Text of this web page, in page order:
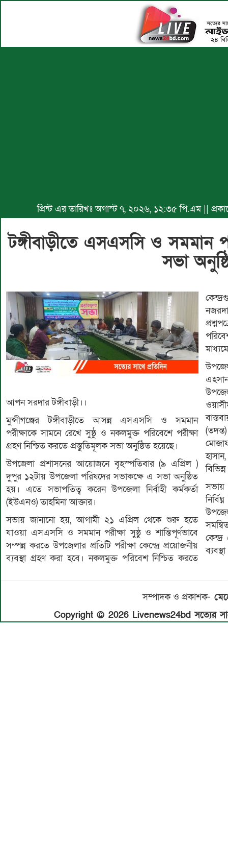
প্রিন্ট এর তারিখঃ অগাস্ট ৭, ২০২৬, ১২:৩৫ পি.এম ||
টঙ্গীবাড়ীতে এসএসসি ও সমমান
সভা
আপন সরদার টঙ্গীবাড়ী।।
মুন্সীগঞ্জের টঙ্গীবাড়ীতে আসন্ন এসএসসি ও সমমান
পরীক্ষাকে সামনে রেখে সুষ্ঠু ও নকলমুক্ত পরিবেশে পরীক্ষা
গ্রহণ নিশ্চিত করতে প্রস্তুতিমূলক সভা অনুষ্ঠিত হয়েছে।
উপজেলা প্রশাসনের আয়োজনে বৃহস্পতিবার (৯ এপ্রিল )
দুপুর ১২টায় উপজেলা পরিষদের সভাকক্ষে এ সভা অনুষ্ঠিত
হয়। এতে সভাপতিত্ব করেন উপজেলা নির্বাহী কর্মকর্তা
(ইউএনও) তাহমিনা আক্তার।
সভায় জানানো হয়, আগামী ২১ এপ্রিল থেকে শুরু হতে
যাওয়া এসএসসি ও সমমান পরীক্ষা সুষ্ঠু ও শান্তিপূর্ণভাবে
সম্পন্ন করতে উপজেলার প্রতিটি পরীক্ষা কেন্দ্রে প্রয়োজনীয়
ব্যবস্থা গ্রহণ করা হবে। নকলমুক্ত পরিবেশ নিশ্চিত করতে
সভায়
সম্পাদক ও প্রকাশক-
Copyright © 2026 Livenews24bd সত্যের